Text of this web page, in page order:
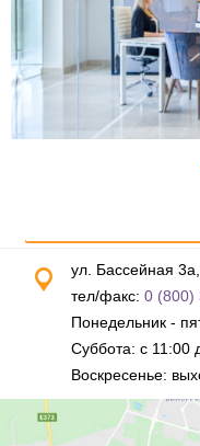
ул. Бассейная
тел/факс: 0 (800)
Понедельник -
Суббота: с 11:00
Воскресенье: